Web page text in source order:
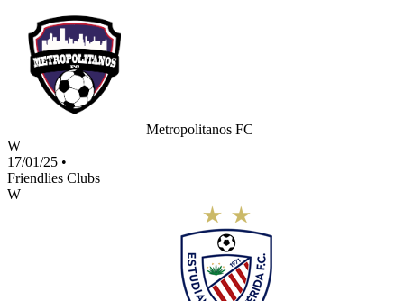
Metropolitanos FC
W
17/01/25 •
Friendlies Clubs
W